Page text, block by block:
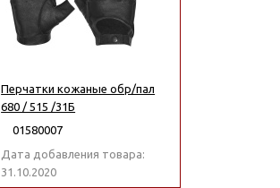
Перчатки кожаные обр/пал
680 / 515 /31Б
01580007
Дата добавления товара:
31.10.2020